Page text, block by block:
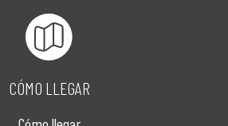
CÓMO LLEGAR